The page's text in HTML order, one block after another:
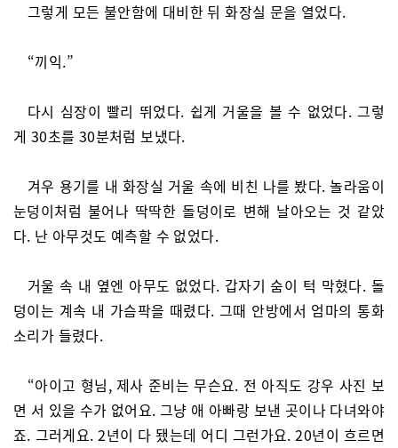
그렇게 모든 불안함에 대비한 뒤 화장실 문을 열었다.
“끼익.”
다시 심장이 빨리 뛰었다. 쉽게 거울을 볼 수 없었다. 그렇
게 30초를 30분처럼 보냈다.
겨우 용기를 내 화장실 거울 속에 비친 나를 봤다. 놀라움이
눈덩이처럼 불어나 딱딱한 돌덩이로 변해 날아오는 것 같았
다. 난 아무것도 예측할 수 없었다.
거울 속 내 옆엔 아무도 없었다. 갑자기 숨이 턱 막혔다. 돌
덩이는 계속 내 가슴팍을 때렸다. 그때 안방에서 엄마의 통화
소리가 들렸다.
“아이고 형님, 제사 준비는 무슨요. 전 아직도 강우 사진 보
면 서 있을 수가 없어요. 그냥 애 아빠랑 보낸 곳이나 다녀와야
죠. 그러게요. 2년이 다 됐는데 어디 그런가요. 20년이 흐르면